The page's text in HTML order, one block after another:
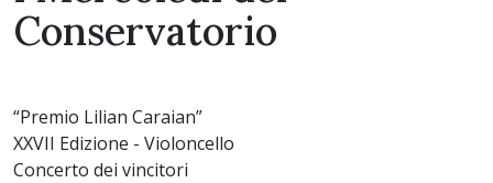
Conservatorio
“Premio Lilian Caraian”
XXVII Edizione - Violoncello
Concerto dei vincitori